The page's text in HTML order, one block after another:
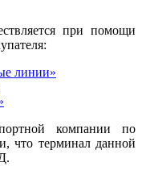
при помощи
линии»
компании по
что терминал данной